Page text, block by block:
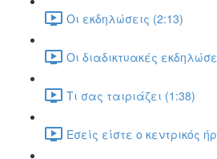
Οι εκδηλώσεις (2:13)
Οι διαδικτυακές
Τι σας ταιριάζει (1:38)
Εσείς είστε ο κεντρικός